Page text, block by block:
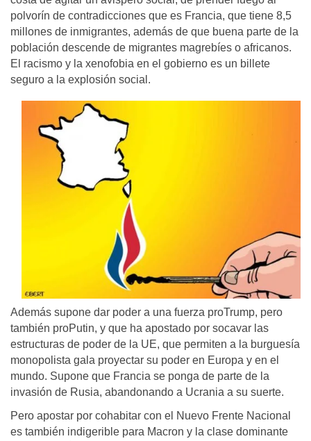
polvorín de contradicciones que es Francia, que tiene 8,5
millones de inmigrantes, además de que buena parte de la
población descende de migrantes magrebíes o africanos.
El racismo y la xenofobia en el gobierno es un billete
seguro a la explosión social.
Además supone dar poder a una fuerza proTrump, pero
también proPutin, y que ha apostado por socavar las
estructuras de poder de la UE, que permiten a la burguesía
monopolista gala proyectar su poder en Europa y en el
mundo. Supone que Francia se ponga de parte de la
invasión de Rusia, abandonando a Ucrania a su suerte.
Pero apostar por cohabitar con el Nuevo Frente Nacional
es también indigerible para Macron y la clase dominante